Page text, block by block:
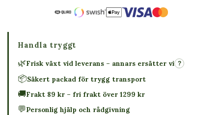
Handla tryggt
🌿Frisk växt vid leverans – annars ersätter vi ?
📦Säkert packad för trygg transport
🚚Frakt 89 kr – fri frakt över 1299 kr
💬Personlig hjälp och rådgivning